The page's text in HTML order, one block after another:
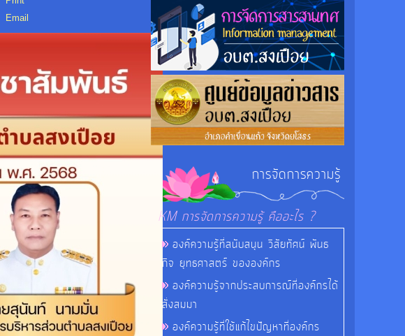
Email
การจัดการความรู้
KM การจัดการความรู้ คืออะไร ?
องค์ความรู้ที่สนับสนุน วิสัยทัศน์ พันธ
กิจ ยุทธศาสตร์ ขององค์กร
องค์ความรู้จากประสบการณ์ที่องค์กรได้
สั่งสมมา
องค์ความรู้ที่ใช้แก้ไขปัญหาที่องค์กร